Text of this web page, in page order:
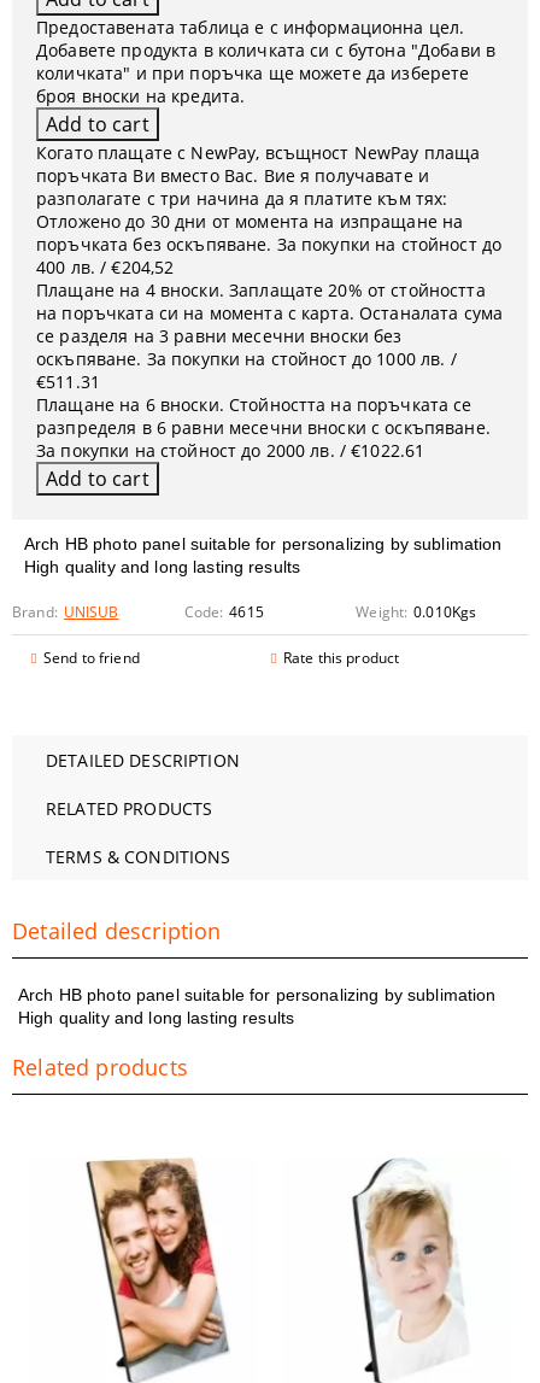
Arch HB photo panel suitable for personalizing by sublimation
High quality and long lasting results
Brand: UNISUB Code: 4615 Weight: 0.010Kgs
Send to friend Rate this product
Предоставената таблица е с информационна цел.
Добавете продукта в количката си с бутона "Добави в
количката" и при поръчка ще можете да изберете
броя вноски на кредита.
Когато плащате с NewPay, всъщност NewPay плаща
поръчката Ви вместо Вас. Вие я получавате и
разполагате с три начина да я платите към тях:
Отложено до 30 дни от момента на изпращане на
поръчката без оскъпяване. За покупки на стойност до
400 лв. / €204,52
Плащане на 4 вноски. Заплащате 20% от стойността
на поръчката си на момента с карта. Останалата сума
се разделя на 3 равни месечни вноски без
оскъпяване. За покупки на стойност до 1000 лв. /
€511.31
Плащане на 6 вноски. Стойността на поръчката се
разпределя в 6 равни месечни вноски с оскъпяване.
За покупки на стойност до 2000 лв. / €1022.61
DETAILED DESCRIPTION
RELATED PRODUCTS
TERMS & CONDITIONS
Detailed description
Arch HB photo panel suitable for personalizing by sublimation
High quality and long lasting results
Related products